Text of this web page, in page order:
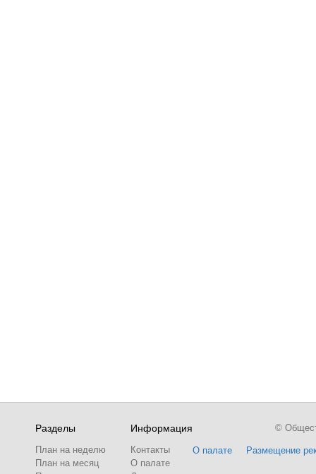
Разделы
План на неделю
План на месяц
Информация
Контакты
О палате
О палате Размещение
©